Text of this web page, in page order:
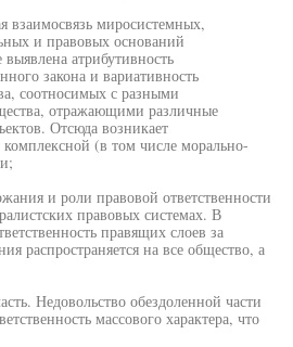
взаимосвязь миросистемных,
и правовых оснований
атрибутивность
закона и вариативность
соотносимых с разными
отражающими различные
Отсюда возникает
(в том числе морально-
и роли правовой ответственности
правовых системах. В
правящих слоев за
распространяется на все общество, а
Недовольство обездоленной части
массового характера, что